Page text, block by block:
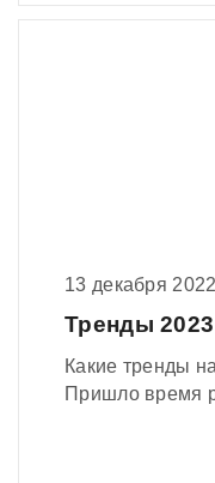
13 декабря 2022
Тренды
Какие тренды
Пришло время